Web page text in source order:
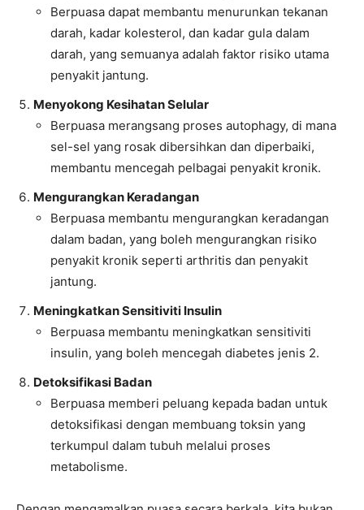
Berpuasa dapat membantu menurunkan tekanan
darah, kadar kolesterol, dan kadar gula dalam
darah, yang semuanya adalah faktor risiko utama
penyakit jantung.
Menyokong Kesihatan Selular
Berpuasa merangsang proses autophagy, di mana
sel-sel yang rosak dibersihkan dan diperbaiki,
membantu mencegah pelbagai penyakit kronik.
Mengurangkan Keradangan
Berpuasa membantu mengurangkan keradangan
dalam badan, yang boleh mengurangkan risiko
penyakit kronik seperti arthritis dan penyakit
jantung.
Meningkatkan Sensitiviti Insulin
Berpuasa membantu meningkatkan sensitiviti
insulin, yang boleh mencegah diabetes jenis 2.
Detoksifikasi Badan
Berpuasa memberi peluang kepada badan untuk
detoksifikasi dengan membuang toksin yang
terkumpul dalam tubuh melalui proses
metabolisme.